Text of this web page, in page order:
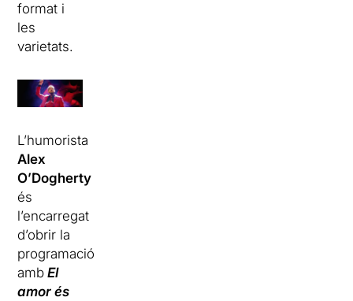
format i
les
varietats.
L’humorista
Alex
O’Dogherty
és
l’encarregat
d’obrir la
programació
amb El
amor és